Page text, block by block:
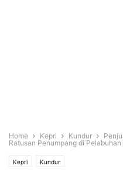
Home Kepri Kundur
Ratusan Penumpang di
Kepri Kundur